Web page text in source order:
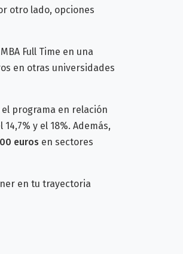
otro lado, opciones
Full Time en una
en otras universidades
programa en relación
y el 18%. Además,
euros en sectores
en tu trayectoria